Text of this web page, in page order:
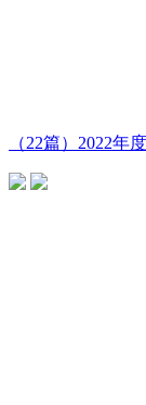
（22篇）2022年